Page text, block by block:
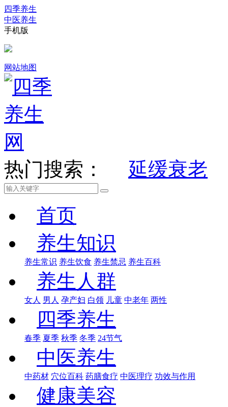
四季养生
中医养生
手机版
网站地图
热门搜索： 延缓衰老
首页
养生知识
养生常识 养生饮食 养生禁忌 养生百科
养生人群
女人 男人 孕产妇 白领 儿童 中老年 两性
四季养生
春季 夏季 秋季 冬季 24节气
中医养生
中药材 穴位百科 药膳食疗 中医理疗 功效与作用
健康美容